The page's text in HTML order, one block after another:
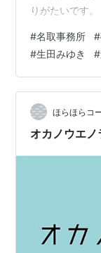
りがたいです
物語「2000年9
に控えたころ
トリーの州都
えられていた
民アボリジニの
だ…
#名取事務所 #
#生田みゆき #
ほらほらコ
オカノウエ